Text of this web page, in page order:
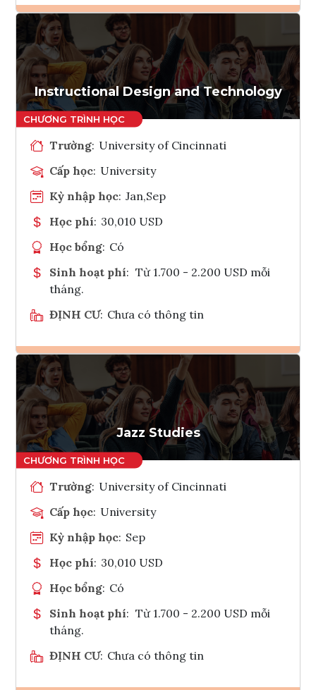
Ghi danh
Tham vấn Interlink
Instructional Design and Technology
Trường: University of Cincinnati
Cấp học: University
Kỳ nhập học: Jan,Sep
Học phí: 30,010 USD
Học bổng: Có
Sinh hoạt phí: Từ 1.700 - 2.200 USD mỗi
tháng.
ĐỊNH CƯ: Chưa có thông tin
Ghi danh
Tham vấn Interlink
Jazz Studies
Trường: University of Cincinnati
Cấp học: University
Kỳ nhập học: Sep
Học phí: 30,010 USD
Học bổng: Có
Sinh hoạt phí: Từ 1.700 - 2.200 USD mỗi
tháng.
ĐỊNH CƯ: Chưa có thông tin